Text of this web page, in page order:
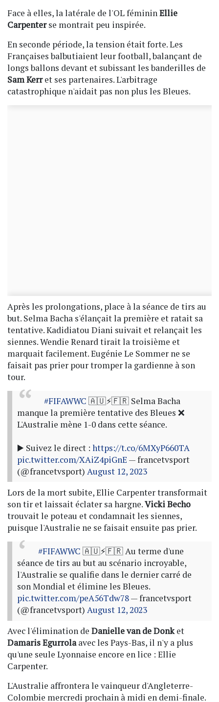
Face à elles, la latérale de l'OL fémininEllie
Carpenterse montrait peu inspirée.
En seconde période, la tension était forte. Les
Françaises balbutiaient leur football, balançant de
longs ballons devant et subissant les banderilles de
Sam Kerret ses partenaires. L'arbitrage
catastrophique n'aidait pas non plus les Bleues.
Après les prolongations, place à la séance de tirs au
but. Selma Bacha s'élançait la première et ratait sa
tentative. Kadidiatou Diani suivait et relançait les
siennes. Wendie Renard tirait la troisième et
marquait facilement. Eugénie Le Sommer ne se
faisait pas prier pour tromper la gardienne à son
tour.
#FIFAWWC 🇦🇺⚡🇫🇷 Selma Bacha
manque la première tentative des Bleues ❌
L'Australie mène 1-0 dans cette séance.
▶️ Suivez le direct : https://t.co/6MXyP660TA
pic.twitter.com/XAiZ4piGnE — francetvsport
(@francetvsport) August 12, 2023
Lors de la mort subite, Ellie Carpenter transformait
son tir et laissait éclater sa hargne.Vicki Becho
trouvait le poteau et condamnait les siennes,
puisque l'Australie ne se faisait ensuite pas prier.
#FIFAWWC 🇦🇺⚡🇫🇷 Au terme d'une
séance de tirs au but au scénario incroyable,
l'Australie se qualifie dans le dernier carré de
son Mondial et élimine les Bleues.
pic.twitter.com/peA56Tdw78— francetvsport
(@francetvsport) August 12, 2023
Avec l'élimination de Danielle van de Donket
Damaris Egurrolaavec les Pays-Bas, il n'y a plus
qu'une seule Lyonnaise encore en lice : Ellie
Carpenter.
L'Australie affrontera le vainqueur d'Angleterre-
Colombie mercredi prochain à midi en demi-finale.